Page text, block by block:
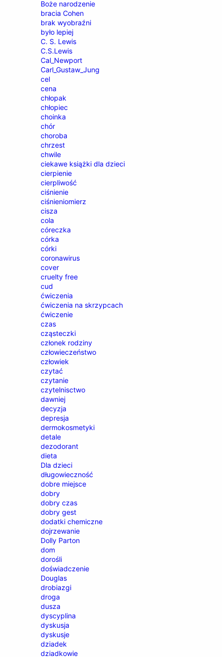
Boże narodzenie
bracia Cohen
brak wyobraźni
było lepiej
C. S. Lewis
C.S.Lewis
Cal_Newport
Carl_Gustaw_Jung
cel
cena
chłopak
chłopiec
choinka
chór
choroba
chrzest
chwile
ciekawe książki dla dzieci
cierpienie
cierpliwość
ciśnienie
ciśnieniomierz
cisza
cola
córeczka
córka
córki
coronawirus
cover
cruelty free
cud
ćwiczenia
ćwiczenia na skrzypcach
ćwiczenie
czas
cząsteczki
członek rodziny
człowieczeństwo
człowiek
czytać
czytanie
czytelnisctwo
dawniej
decyzja
depresja
dermokosmetyki
detale
dezodorant
dieta
Dla dzieci
długowieczność
dobre miejsce
dobry
dobry czas
dobry gest
dodatki chemiczne
dojrzewanie
Dolly Parton
dom
dorośli
doświadczenie
Douglas
drobiazgi
droga
dusza
dyscyplina
dyskusja
dyskusje
dziadek
dziadkowie